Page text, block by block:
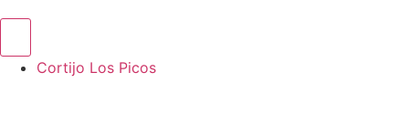
Cortijo Los Picos